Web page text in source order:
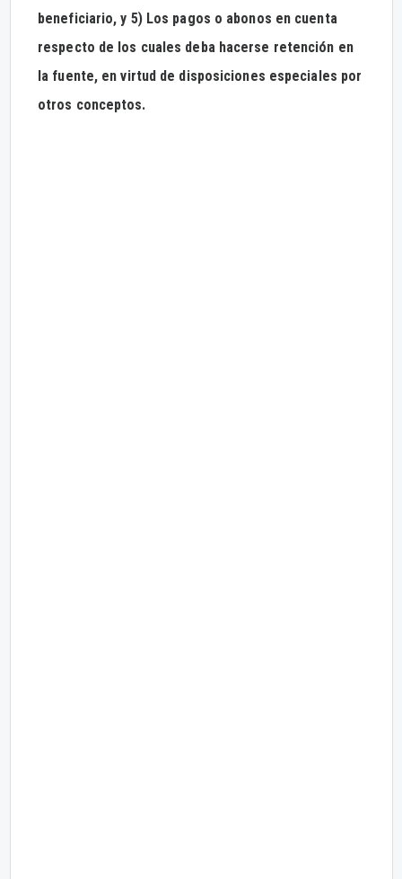
beneficiario, y 5) Los pagos o abonos en cuenta
respecto de los cuales deba hacerse retención en
la fuente, en virtud de disposiciones especiales por
otros conceptos.